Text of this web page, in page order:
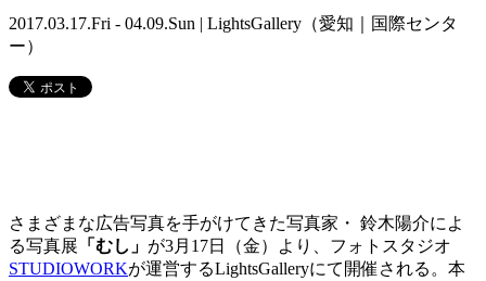
2017.03.17.Fri - 04.09.Sun | LightsGallery（愛知｜国際センタ
ー）
さまざまな広告写真を手がけてきた写真家・ 鈴木陽介によ
る写真展 「むし」 が3月17日（金）より、フォトスタジオ
STUDIOWORKが運営するLightsGalleryにて開催される。本